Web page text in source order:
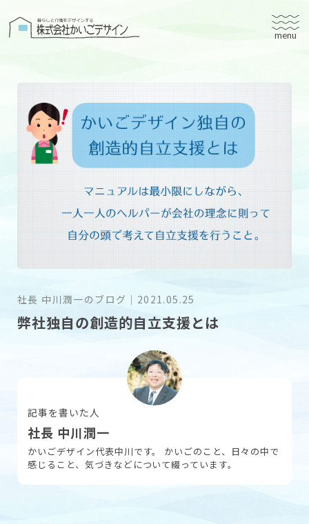
株式会社かいごデザイン
有料老人ホームユタリト
ユタリト船橋
ユタリト市川
建築設計
個人情報保護方針
採用情報
社長 中川潤一のブログ ｜ 2021.05.25
弊社独自の創造的自立支援とは
記事を書いた人
社長 中川潤一
かいごデザイン代表中川です。 かいごのこと、日々の中で
感じること、気づきなどについて綴っています。